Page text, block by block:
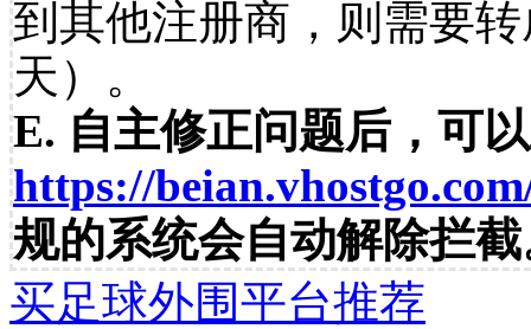
到其他注册商，则需要
天）。
E. 自主修正问题后，可
https://
规的系统会自动解除拦
买足球外围平台推荐